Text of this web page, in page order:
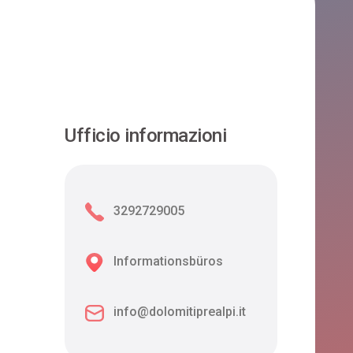
Ufficio informazioni
3292729005
Informationsbüros
info@dolomitiprealpi.it